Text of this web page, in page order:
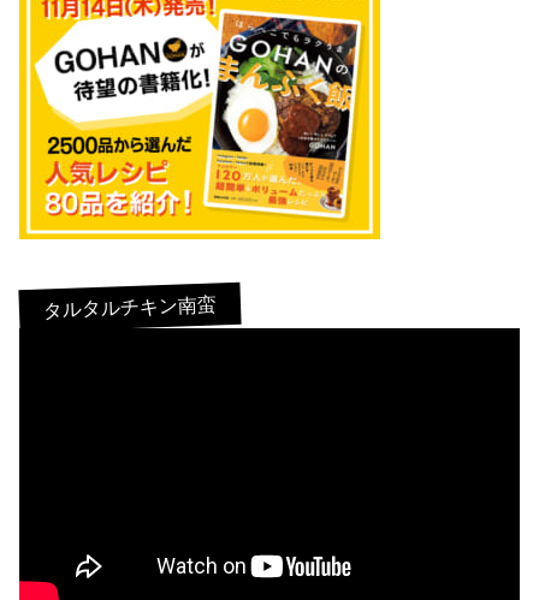
タルタルチキン南蛮